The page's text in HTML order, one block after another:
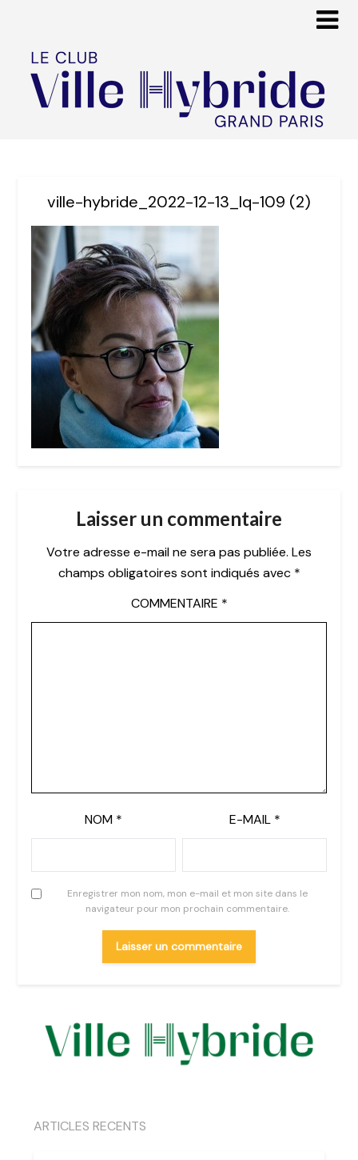
ville-hybride_2022-12-13_lq-109 (2)
Laisser un commentaire
Votre adresse e-mail ne sera pas publiée. Les
champs obligatoires sont indiqués avec *
COMMENTAIRE *
NOM * E-MAIL *
Enregistrer mon nom, mon e-mail et mon site dans le
navigateur pour mon prochain commentaire.
ARTICLES RECENTS